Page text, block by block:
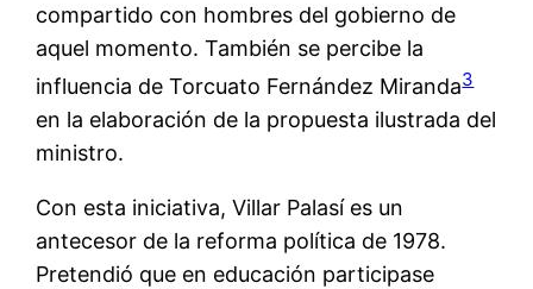
compartido con hombres del gobierno de
aquel momento. También se percibe la
influencia de Torcuato Fernández Miranda3
en la elaboración de la propuesta ilustrada del
ministro.
Con esta iniciativa, Villar Palasí es un
antecesor de la reforma política de 1978.
Pretendió que en educación participase